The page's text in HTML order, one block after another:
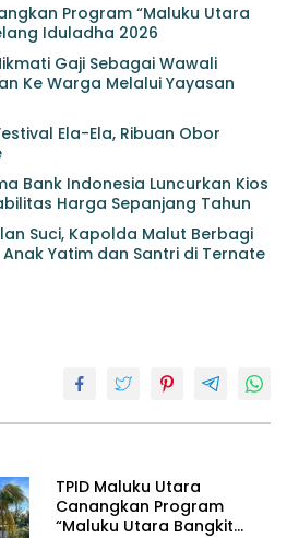
Program “Maluku Utara
Iduladha 2026
Gaji Sebagai Wawali
Ke Warga Melalui Yayasan
Ela-Ela, Ribuan Obor
Bank Indonesia Luncurkan Kios
Harga Sepanjang Tahun
Suci, Kapolda Malut Berbagi
Yatim dan Santri di Ternate
TPID Maluku Utara
Canangkan Program
“Maluku Utara Bangkit